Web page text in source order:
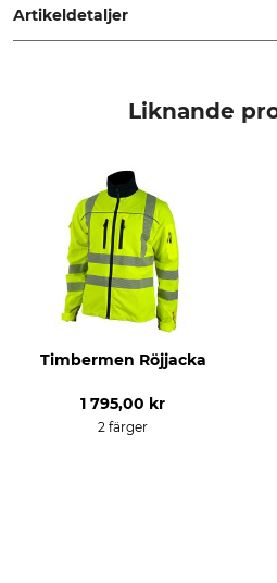
Artikeldetaljer
Liknande
Timbermen Röjjacka
1 795,00 kr
2 färger